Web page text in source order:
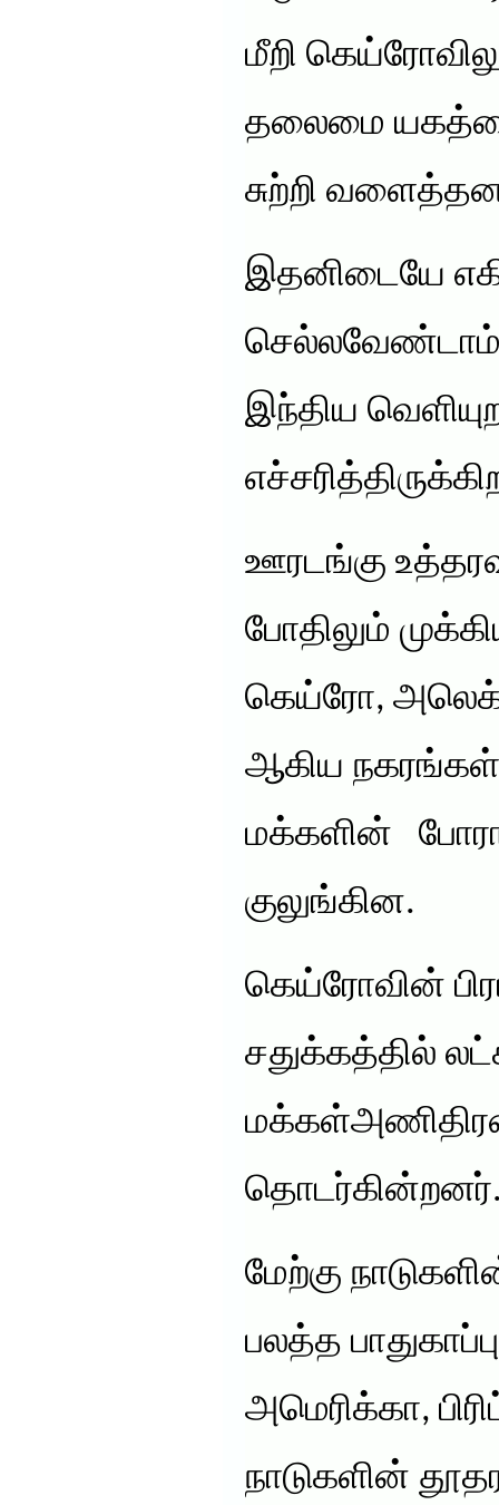
மீறி
தலைமை
சுற்றி
இதனிடையே
செல்லவேண்டாம்
இந்திய
ஊரடங்கு
போதிலும்
கெய்ரோ,
ஆகிய
மக்களின்
குலுங்கின.
கெய்ரோவின்
சதுக்கத்தில்
மேற்கு
பலத்த
அமெரிக்கா,
நாடுகளின்